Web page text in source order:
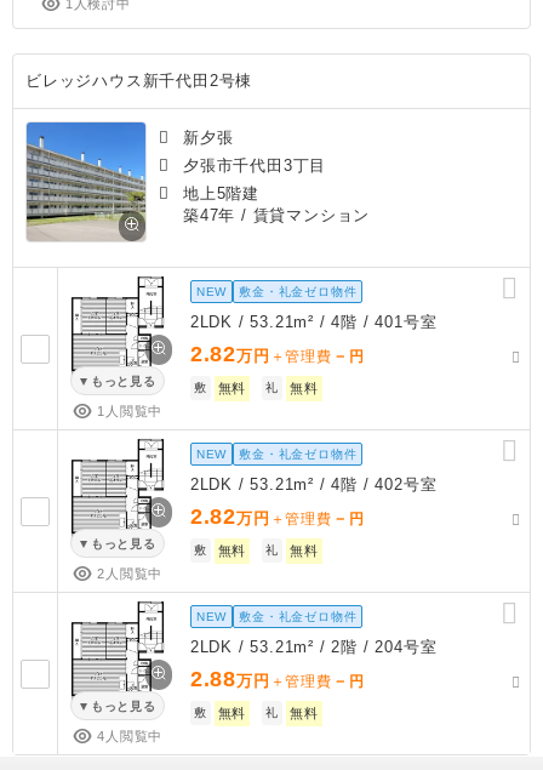
1人検討中
ビレッジハウス新千代田2号棟
新夕張
夕張市千代田3丁目
地上5階建
築47年 / 賃貸マンション
もっと見る
1人閲覧中
NEW 敷金・礼金ゼロ物件
2LDK / 53.21m² / 4階 / 401号室
2.82万円 ＋管理費 － 円
敷 無料 礼 無料
もっと見る
2人閲覧中
NEW 敷金・礼金ゼロ物件
2LDK / 53.21m² / 4階 / 402号室
2.82万円 ＋管理費 － 円
敷 無料 礼 無料
もっと見る
4人閲覧中
NEW 敷金・礼金ゼロ物件
2LDK / 53.21m² / 2階 / 204号室
2.88万円 ＋管理費 － 円
敷 無料 礼 無料